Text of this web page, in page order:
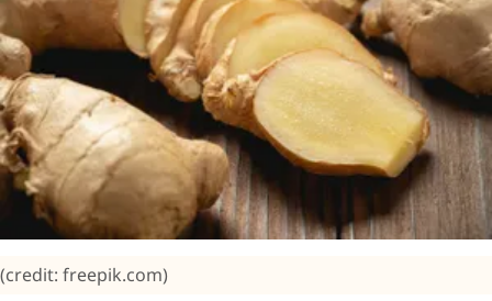
(credit: freepik.com)